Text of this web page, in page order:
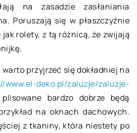
na zasadzie zasłaniania
Poruszają się w płaszczyźnie
jak rolety, z tą różnicą, że zwijają
przyjrzeć się dokładniej na
www.el-deko.pl/zaluzje/zaluzje-
bardzo dobrze będą
na oknach dachowych.
z tkaniny, która niestety po